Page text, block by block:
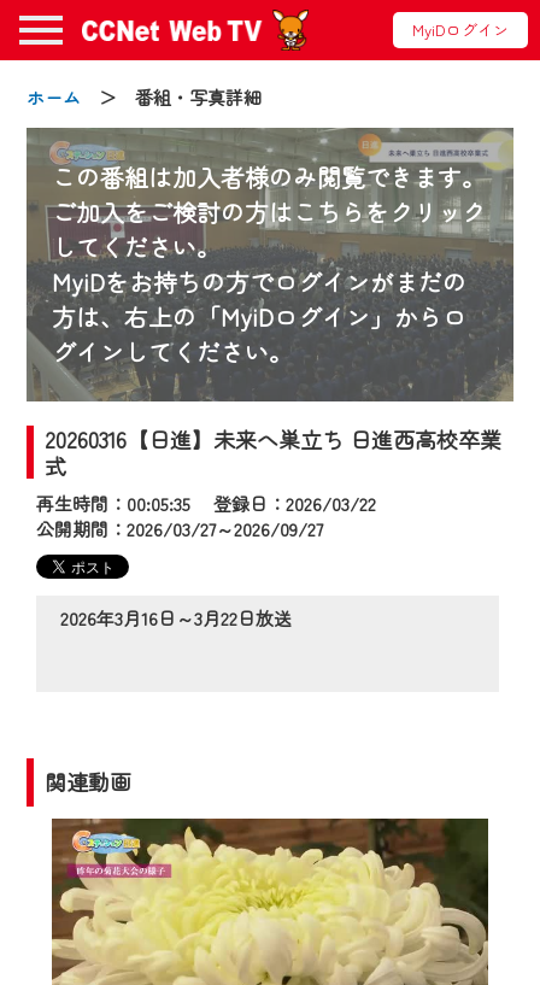
MyiDログイン
ホーム ＞ 番組・写真詳細
この番組は加入者様のみ閲覧できます。
ご加入をご検討の方はこちらをクリック
してください。
MyiDをお持ちの方でログインがまだの
方は、右上の「MyiDログイン」からロ
グインしてください。
20260316【日進】未来へ巣立ち 日進西高校卒業
式
再生時間：00:05:35 登録日：2026/03/22
公開期間：2026/03/27～2026/09/27
2026年3月16日～3月22日放送
関連動画
お知らせ
2024/09/02
動画配信サービス『CCNet Web TV』は2024
年9月24日からリニューアルします！
【変更点】
◆デザイン変更により、お住まいの地域
の動画コンテンツが一目瞭然。
◆当社アプリやＰＣブラウザから、いつ
でも・どこでも・外出先でも！
2024年9月24日からはご加入者様へのサー
ビス向上のため、
『CCNet Web TV』を利用いただくには、
一部コンテンツを除き、
CCNetサービスへの加入と『CCNetマイ
ページ※』へのログインが必要となりま
す。